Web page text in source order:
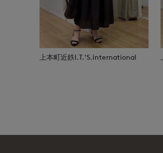
上本町近鉄I.T.'S.international